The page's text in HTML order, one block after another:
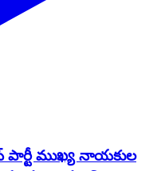
పార్టీ ముఖ్య నాయకుల